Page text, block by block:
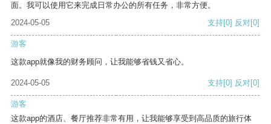
面。我可以使用它来完成日常办公的所有任务，非常方便。
2024-05-05
支持[0] 反对[0]
游客
这款app就像我的财务顾问，让我能够省钱又省心。
2024-05-05 支持[0] 反对[0]
游客
这款app的酒店、餐厅推荐非常有用，让我能够享受到高品质的旅行体